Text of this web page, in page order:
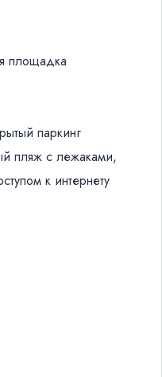
площадка
паркинг
пляж с лежаками,
к интернету